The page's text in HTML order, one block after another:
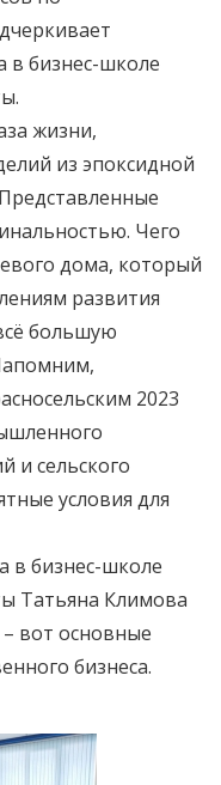
в бизнес-школе
жизни,
из эпоксидной
Чего
дома, который
развития
большую
2023
и сельского
условия для
в бизнес-школе
Татьяна Климова
вот основные
бизнеса.